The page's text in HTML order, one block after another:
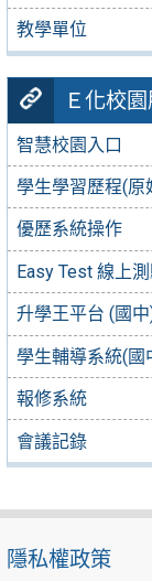
教學單位
Ｅ化校
智慧校園入口
學生學習歷程(原
優歷系統操作
Easy Test 線上
升學王平台 (國
學生輔導系統(國
報修系統
會議記錄
隱私權政策